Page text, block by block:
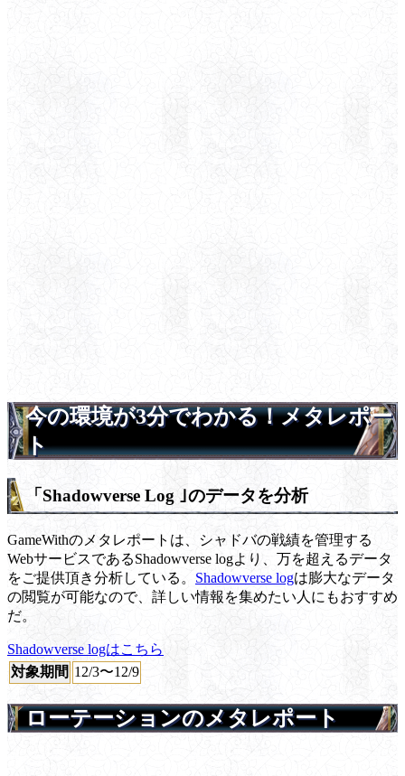
今の環境が3分でわかる！メタレポー
ト
「Shadowverse Log ｣のデータを分析
GameWithのメタレポートは、シャドバの戦績を管理する
WebサービスであるShadowverse logより、万を超えるデータ
をご提供頂き分析している。 Shadowverse logは膨大なデータ
の閲覧が可能なので、詳しい情報を集めたい人にもおすすめ
だ。
Shadowverse logはこちら
対象期間 12/3〜12/9
ローテーションのメタレポート